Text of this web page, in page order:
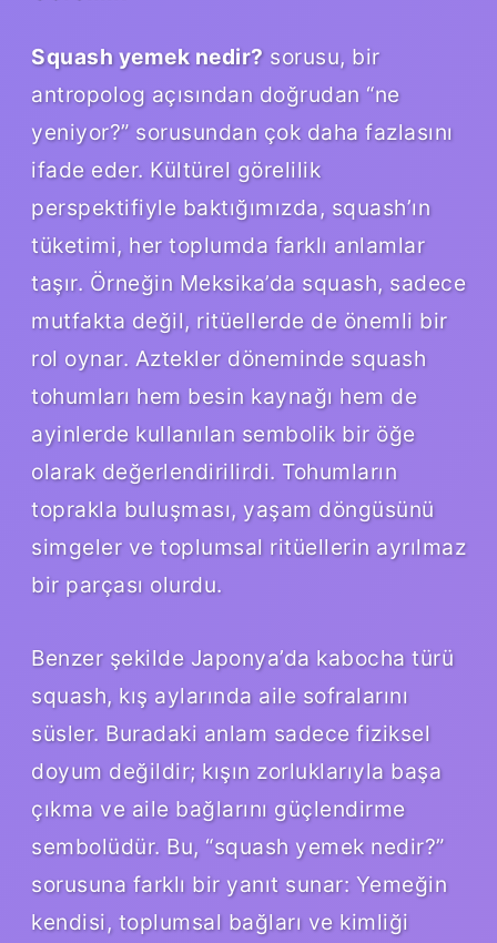
Squash yemek nedir?sorusu, bir
antropolog açısından doğrudan “ne
yeniyor?” sorusundan çok daha fazlasını
ifade eder. Kültürel görelilik
perspektifiyle baktığımızda, squash’ın
tüketimi, her toplumda farklı anlamlar
taşır. Örneğin Meksika’da squash, sadece
mutfakta değil, ritüellerde de önemli bir
rol oynar. Aztekler döneminde squash
tohumları hem besin kaynağı hem de
ayinlerde kullanılan sembolik bir öğe
olarak değerlendirilirdi. Tohumların
toprakla buluşması, yaşam döngüsünü
simgeler ve toplumsal ritüellerin ayrılmaz
bir parçası olurdu.
Benzer şekilde Japonya’da kabocha türü
squash, kış aylarında aile sofralarını
süsler. Buradaki anlam sadece fiziksel
doyum değildir; kışın zorluklarıyla başa
çıkma ve aile bağlarını güçlendirme
sembolüdür. Bu, “squash yemek nedir?”
sorusuna farklı bir yanıt sunar: Yemeğin
kendisi, toplumsal bağları ve kimliği